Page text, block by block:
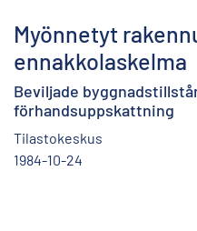
Myönnetyt
ennakkolaskelma
Beviljade
förhandsuppskattning
Tilastokeskus
1984-10-24